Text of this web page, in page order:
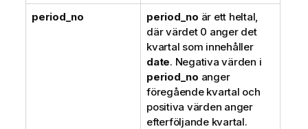
period_no period_no är ett heltal,
där värdet 0 anger det
kvartal som innehåller
date. Negativa värden i
period_no anger
föregående kvartal och
positiva värden anger
efterföljande kvartal.